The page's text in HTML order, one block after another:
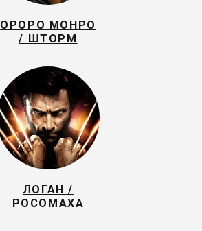
ОРОРО МОНРО
/ ШТОРМ
ЛОГАН /
РОСОМАХА